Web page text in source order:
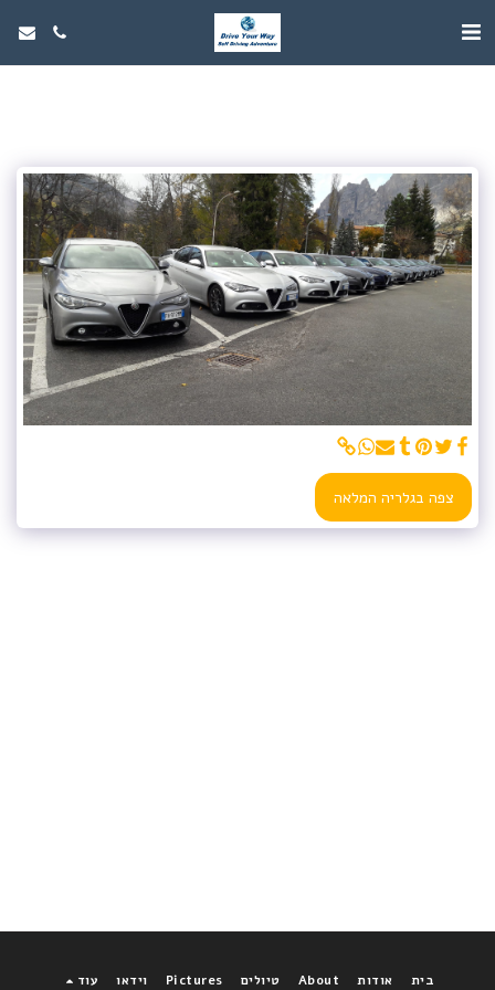
צפה בגלריה המלאה
בית אודות About טיולים Pictures וידאו עוד